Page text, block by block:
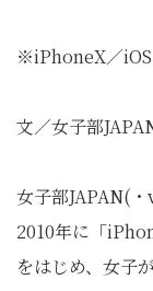
※iPhoneX／
文／女子部
女子部JAPAN(
2010年に「
をはじめ、女子